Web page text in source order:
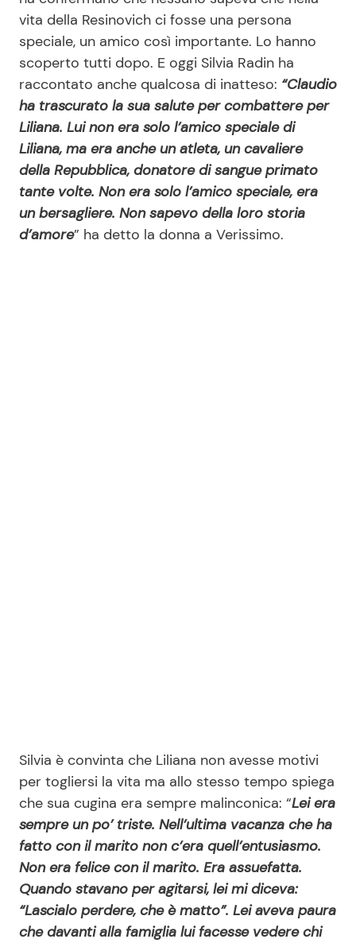
vita della Resinovich ci fosse una persona
speciale, un amico così importante. Lo hanno
scoperto tutti dopo. E oggi Silvia Radin ha
raccontato anche qualcosa di inatteso: “Claudio
ha trascurato la sua salute per combattere per
Liliana. Lui non era solo l’amico speciale di
Liliana, ma era anche un atleta, un cavaliere
della Repubblica, donatore di sangue primato
tante volte. Non era solo l’amico speciale, era
un bersagliere. Non sapevo della loro storia
d’amore” ha detto la donna a Verissimo.
Silvia è convinta che Liliana non avesse motivi
per togliersi la vita ma allo stesso tempo spiega
che sua cugina era sempre malinconica: “Lei era
sempre un po’ triste. Nell’ultima vacanza che ha
fatto con il marito non c’era quell’entusiasmo.
Non era felice con il marito. Era assuefatta.
Quando stavano per agitarsi, lei mi diceva:
“Lascialo perdere, che è matto”. Lei aveva paura
che davanti alla famiglia lui facesse vedere chi